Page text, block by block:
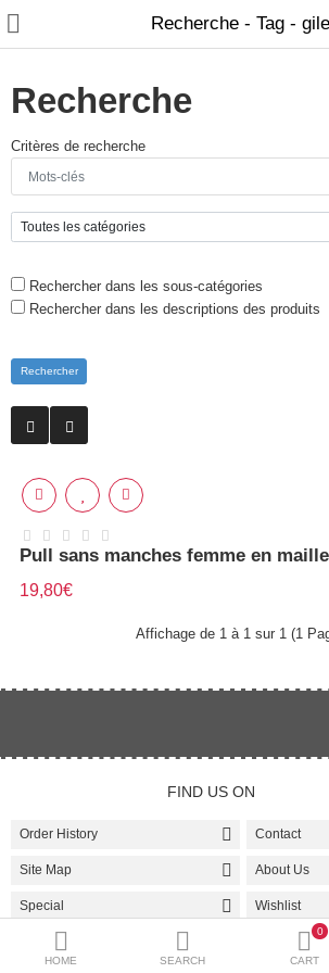
Home
Pages
About
Offres spéciales
Compare
Languages
Currency
HOME SEARCH
0
CART
Recherche - Tag -
Recherche
Critères de recherche
Rechercher dans les sous-catégories
Rechercher dans les descriptions des produits
Pull sans manches femme en
19,80€
Affichage de 1 à 1 sur 1 (1
FIND US ON
Order History Contact
Site Map About Us
Special Wishlist